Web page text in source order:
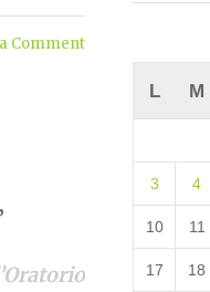
Comment
L M
3 4
10 11
17 18